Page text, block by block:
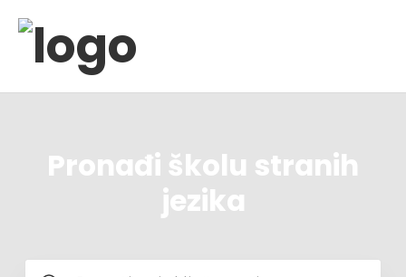
Pronađi školu stranih
jezika